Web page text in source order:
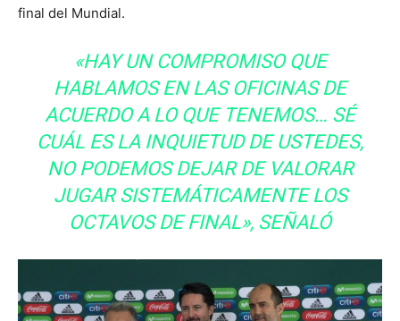
final del Mundial.
«HAY UN COMPROMISO QUE
HABLAMOS EN LAS OFICINAS DE
ACUERDO A LO QUE TENEMOS… SÉ
CUÁL ES LA INQUIETUD DE USTEDES,
NO PODEMOS DEJAR DE VALORAR
JUGAR SISTEMÁTICAMENTE LOS
OCTAVOS DE FINAL», SEÑALÓ